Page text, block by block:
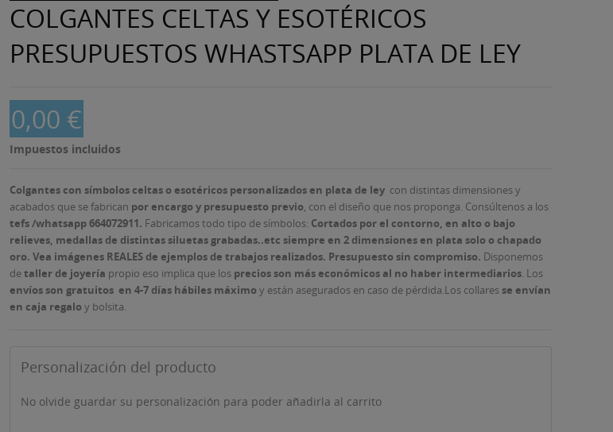
COLGANTES CELTAS Y ESOTÉRICOS
PRESUPUESTOS WHASTSAPP PLATA DE LEY
0,00 €
Impuestos incluidos
Colgantes con símbolos celtas o esotéricos personalizados en plata de ley con distintas dimensiones y
acabados que se fabrican por encargo y presupuesto previo, con el diseño que nos proponga. Consúltenos a los
tefs /whatsapp 664072911. Fabricamos todo tipo de símbolos: Cortados por el contorno, en alto o bajo
relieves, medallas de distintas siluetas grabadas..etc siempre en 2 dimensiones en plata solo o chapado
oro. Vea imágenes REALES de ejemplos de trabajos realizados. Presupuesto sin compromiso. Disponemos
detaller de joyería propio eso implica que los precios son más económicos al no haber intermediarios. Los
envíos son gratuitos en 4-7 días hábiles máximoy están asegurados en caso de pérdida.Los collaresse envían
en caja regaloy bolsita.
Personalización del producto
No olvide guardar su personalización para poder añadirla al carrito